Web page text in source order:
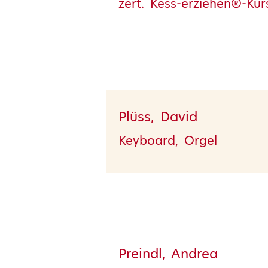
zert. Kess-erziehen®-
Plüss, David
Keyboard, Orgel
Preindl, Andrea